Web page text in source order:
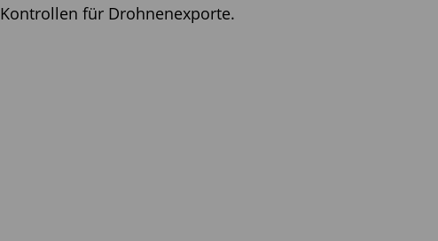
Kontrollen für Drohnenexporte.